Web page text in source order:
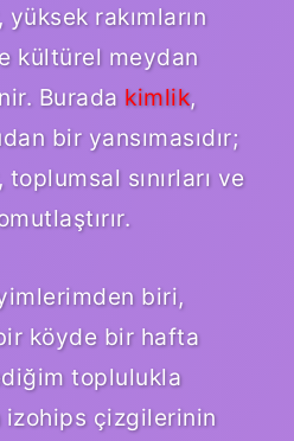
rakımların
kültürel meydan
Burada kimlik,
bir yansımasıdır;
sınırları ve
biri,
köyde bir hafta
toplulukla
çizgilerinin